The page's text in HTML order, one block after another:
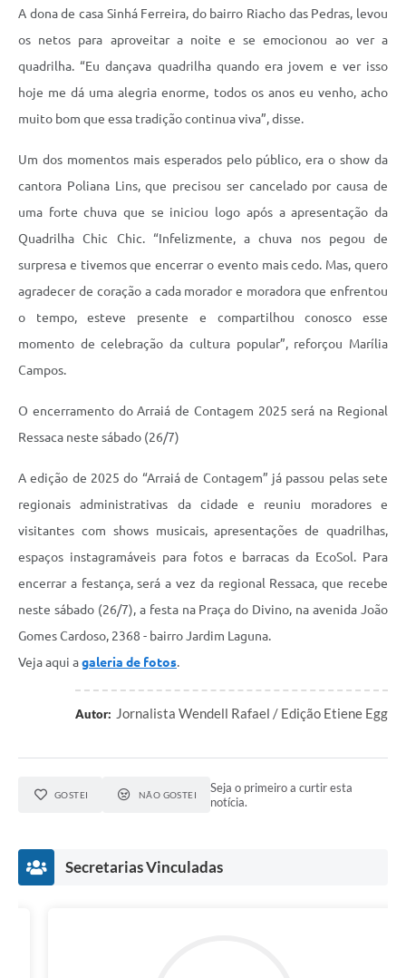
A dona de casa Sinhá Ferreira, do bairro Riacho das Pedras, levou
os netos para aproveitar a noite e se emocionou ao ver a
quadrilha. “Eu dançava quadrilha quando era jovem e ver isso
hoje me dá uma alegria enorme, todos os anos eu venho, acho
muito bom que essa tradição continua viva”, disse.
Um dos momentos mais esperados pelo público, era o show da
cantora Poliana Lins, que precisou ser cancelado por causa de
uma forte chuva que se iniciou logo após a apresentação da
Quadrilha Chic Chic. “Infelizmente, a chuva nos pegou de
surpresa e tivemos que encerrar o evento mais cedo. Mas, quero
agradecer de coração a cada morador e moradora que enfrentou
o tempo, esteve presente e compartilhou conosco esse
momento de celebração da cultura popular”, reforçou Marília
Campos.
O encerramento do Arraiá de Contagem 2025 será na Regional
Ressaca neste sábado (26/7)
A edição de 2025 do “Arraiá de Contagem” já passou pelas sete
regionais administrativas da cidade e reuniu moradores e
visitantes com shows musicais, apresentações de quadrilhas,
espaços instagramáveis para fotos e barracas da EcoSol. Para
encerrar a festança, será a vez da regional Ressaca, que recebe
neste sábado (26/7), a festa na Praça do Divino, na avenida João
Gomes Cardoso, 2368 - bairro Jardim Laguna.
Veja aqui agaleria de fotos.
Autor: Jornalista Wendell Rafael / Edição Etiene Egg
GOSTEI NÃO GOSTEI
Seja o primeiro a curtir esta
notícia.
Secretarias Vinculadas